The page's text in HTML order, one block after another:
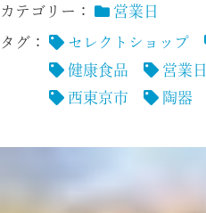
カテゴリー： 営業日
タグ： セレクトショップ
健康食品
営業日
西東京市
陶器